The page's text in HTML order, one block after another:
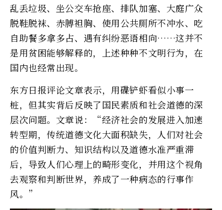
乱丢垃圾、坐公交车抢座、排队加塞、大庭广众
脱鞋脱袜、赤膊袒胸、使用公共厕所不冲水、吃
自助餐多拿多占、遇有纠纷恶语相向……这并不
是用贫困能够解释的，上述种种不文明行为，在
国内也经常出现。
东方日报评论文章表示，用碟铲虾看似小事一
桩，但其实背后反映了国民素质和社会道德的深
层次问题。文章说：“经济社会的发展进入加速
转型期，传统道德文化大面积缺失，人们对社会
的价值判断力、知识结构以及道德水准严重滞
后，导致人们心理上的畸形变化，并用这个视角
去观察和判断世界，养成了一种病态的行事作
风。”